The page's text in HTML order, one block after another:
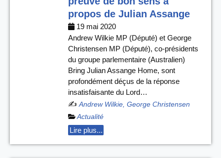
propos de Julian Assange
19 mai 2020
Andrew Wilkie MP (Député) et George
Christensen MP (Député), co-présidents
du groupe parlementaire (Australien)
Bring Julian Assange Home, sont
profondément déçus de la réponse
insatisfaisante du Lord…
✍️ Andrew Wilkie, George Christensen
Actualité
Lire plus...